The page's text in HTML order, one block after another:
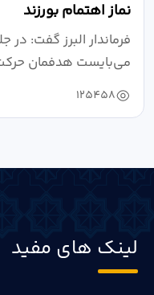
نماز اهتمام بورزند
فرماندار البرز گفت:
می‌بایست هدفمان
دستیابی...
125458
لینک های مفید